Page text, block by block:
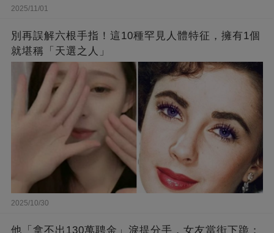
2025/11/01
別再誤解六根手指！這10種罕見人體特征，擁有1個
就堪稱「天選之人」
2025/10/30
他「拿不出130萬聘金」淚提分手，女友當街下跪：